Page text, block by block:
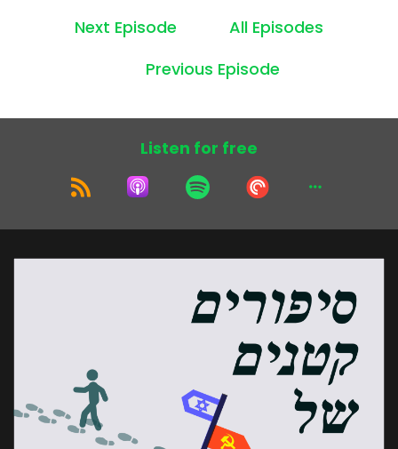
Next Episode
All Episodes
Previous Episode
Listen for free